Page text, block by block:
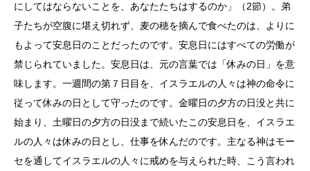
にしてはならないことを、あなたたちはするのか」（2節）。弟
子たちが空腹に堪え切れず、麦の穂を摘んで食べたのは、よりに
もよって安息日のことだったのです。安息日にはすべての労働が
禁じられていました。安息日は、元の言葉では「休みの日」を意
味します。一週間の第７日目を、イスラエルの人々は神の命令に
従って休みの日として守ったのです。金曜日の夕方の日没と共に
始まり、土曜日の夕方の日没まで続いたこの安息日を、イスラエ
ルの人々は休みの日とし、仕事を休んだのです。主なる神はモー
セを通してイスラエルの人々に戒めを与えられた時、こう言われ